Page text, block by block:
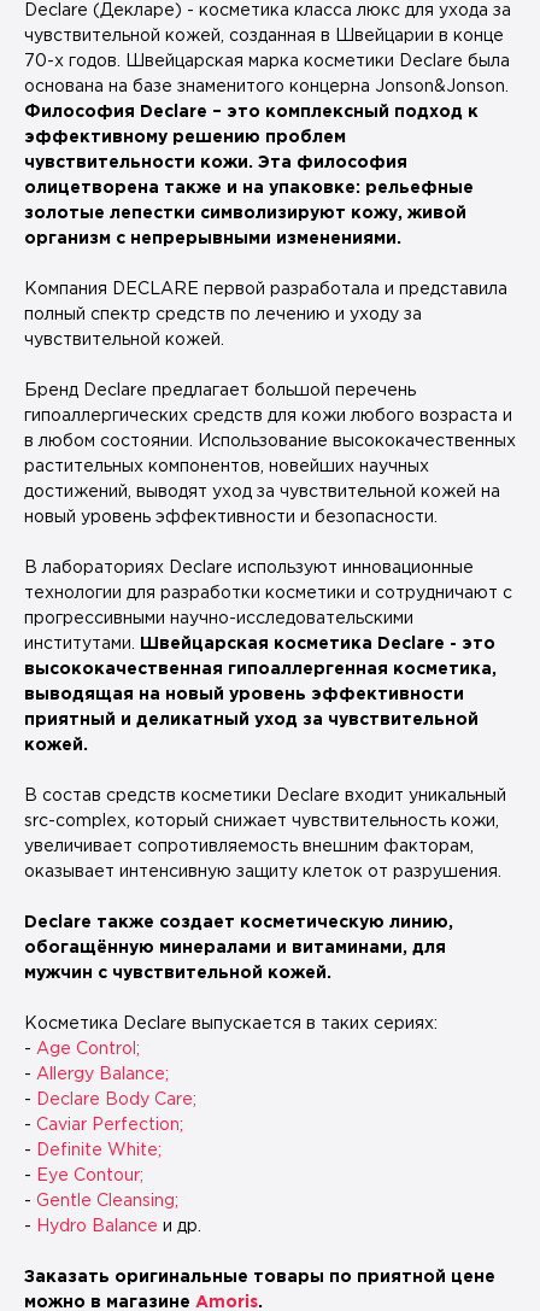
Declare (Декларе) - косметика класса люкс для ухода за
чувствительной кожей, созданная в Швейцарии в конце
70-х годов. Швейцарская марка косметики Deсlare была
основана на базе знаменитого концерна Jonson&Jonson.
Философия Declare – это комплексный подход к
эффективному решению проблем
чувствительности кожи. Эта философия
олицетворена также и на упаковке: рельефные
золотые лепестки символизируют кожу, живой
организм с непрерывными изменениями.
Компания DECLARE первой разработала и представила
полный спектр средств по лечению и уходу за
чувствительной кожей.
Бренд Declare предлагает большой перечень
гипоаллергических средств для кожи любого возраста и
в любом состоянии. Использование высококачественных
растительных компонентов, новейших научных
достижений, выводят уход за чувствительной кожей на
новый уровень эффективности и безопасности.
В лабораториях Declare используют инновационные
технологии для разработки косметики и сотрудничают с
прогрессивными научно-исследовательскими
институтами.
Швейцарская косметика Declare - это
высококачественная гипоаллергенная косметика,
выводящая на новый уровень эффективности
приятный и деликатный уход за чувствительной
кожей.
В состав средств косметики Declare входит уникальный
src-complex, который снижает чувствительность кожи,
увеличивает сопротивляемость внешним факторам,
оказывает интенсивную защиту клеток от разрушения.
Declare также создает косметическую линию,
обогащённую минералами и витаминами, для
мужчин с чувствительной кожей.
Косметика Deсlare выпускается в таких сериях:
- Age Control;
- Allergy Balance;
-
Deсlare Body Care;
- Caviar Perfection;
-
Definite White;
-
Eye Contour;
- Gentle Cleansing;
-
Hydro Balance и др.
Заказать оригинальные товары по приятной цене
можно в магазине Amoris.